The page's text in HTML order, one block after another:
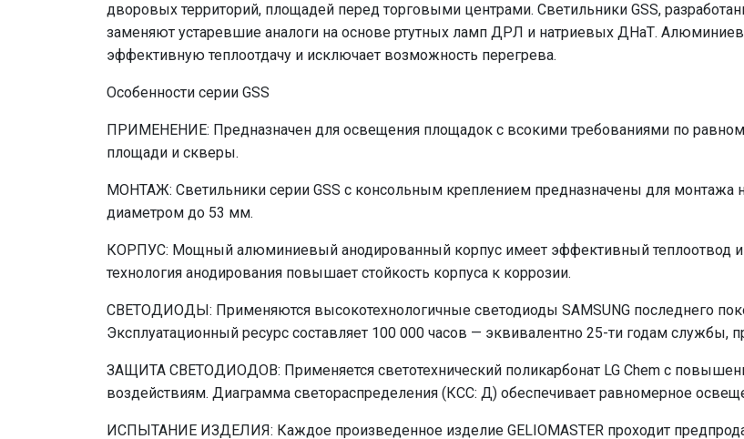
дворовых территорий, площадей перед торговыми центрами. Светильники GSS,
заменяют устаревшие аналоги на основе ртутных ламп ДРЛ и натриевых ДНаТ.
эффективную теплоотдачу и исключает возможность перегрева.
Особенности серии GSS
ПРИМЕНЕНИЕ: Предназначен для освещения площадок с всокими требованиями по
площади и скверы.
МОНТАЖ: Светильники серии GSS с консольным креплением предназначены для монтажа
диаметром до 53 мм.
КОРПУС: Мощный алюминиевый анодированный корпус имеет эффективный теплоотвод
технология анодирования повышает стойкость корпуса к коррозии.
СВЕТОДИОДЫ: Применяются высокотехнологичные светодиоды SAMSUNG последнего
Эксплуатационный ресурс составляет 100 000 часов — эквивалентно 25-ти годам службы,
ЗАЩИТА СВЕТОДИОДОВ: Применяется светотехнический поликарбонат LG Chem с
воздействиям. Диаграмма светораспределения (КСС: Д) обеспечивает равномерное
ИСПЫТАНИЕ ИЗДЕЛИЯ: Каждое произведенное изделие GELIOMASTER проходит